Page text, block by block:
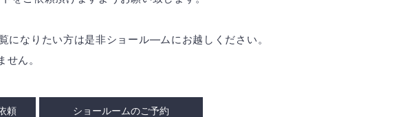
になりたい方は是非ショール―ムにお越しください。
せん。
頼 ショールームのご予約